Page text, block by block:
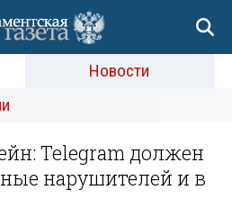
Новости
Telegram должен
нарушителей и в